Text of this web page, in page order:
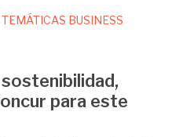
TEMÁTICAS BUSINESS
para este